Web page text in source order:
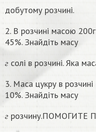
добутому розчині.
2. В розчині масою
45%. Знайдіть масу
г
солі в розчині. Яка
3. Маса цукру в
10%. Знайдіть масу
г розчину.ПОМОГИТЕ